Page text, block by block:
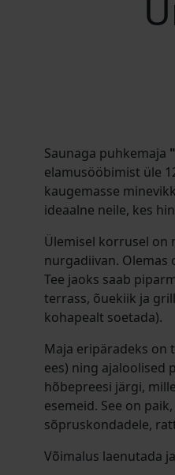
Saunaga puhkemaja
elamusööbimist üle
kaugemasse
ideaalne neile, kes
Ülemisel korrusel on
nurgadiivan. Olemas
Tee jaoks saab
terrass, õuekiik ja
kohapealt soetada).
Maja eripäradeks on
ees) ning ajaloolised
hõbepreesi järgi,
esemeid. See on
sõpruskondadele,
Võimalus laenutada